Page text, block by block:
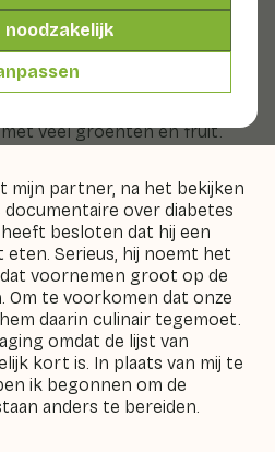
noodzakelijk
vooral Netflix binchen of
Ik ben gek op kook tv. Soms
staren naar voedsel dat ik
doe ik ook inspiratie op
veel groenten en fruit.
mijn partner, na het bekijken
over diabetes
besloten dat hij een
eten. Serieus, hij noemt het
voornemen groot op de
Om te voorkomen dat onze
daarin culinair tegemoet.
omdat de lijst van
kort is. In plaats van mij te
ik begonnen om de
anders te bereiden.